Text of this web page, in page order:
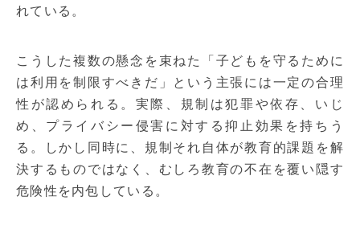
れている。
こうした複数の懸念を束ねた「子どもを守るために
は利用を制限すべきだ」という主張には一定の合理
性が認められる。実際、規制は犯罪や依存、いじ
め、プライバシー侵害に対する抑止効果を持ちう
る。しかし同時に、規制それ自体が教育的課題を解
決するものではなく、むしろ教育の不在を覆い隠す
危険性を内包している。